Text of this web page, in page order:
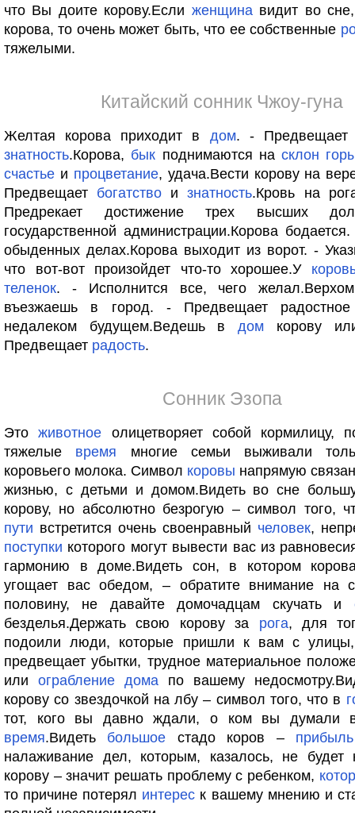
что Вы доите корову.Если женщинавидит во сне,
корова, то очень может быть, что ее собственные
тяжелыми.
Китайский сонник Чжоу-гуна
Желтая корова приходит в дом. -
знатность.Корова, бык поднимаются насклон
счастье и процветание, удача.Вести корову на
Предвещает богатство изнатность.Кровь на
Предрекает достижение трех высших
государственной администрации.Корова
обыденных делах.Корова выходит из ворот. -
что вот-вот произойдет что-то хорошее.У
теленок. - Исполнится все, чего
въезжаешь в город. - Предвещает
недалеком будущем.Ведешь вдом корову
Предвещает радость.
Сонник Эзопа
Этоживотное олицетворяет собой кормилицу,
тяжелые время многие семьи выживали
коровьего молока. Символ коровы напрямую
жизнью, с детьми и домом.Видеть во сне
корову, но абсолютно безрогую – символ того,
пути встретится очень своенравный человек,
поступки которого могут вывести вас из
гармонию в доме.Видеть сон, в котором
угощает вас обедом, – обратите внимание на
половину, не давайте домочадцам скучать и
безделья.Держать свою корову за рога, для
подоили люди, которые пришли к вам с
предвещает убытки, трудное материальное
или ограбление дома по вашему
корову со звездочкой на лбу – символ того, что в
тот, кого вы давно ждали, о ком вы думали
время.Видеть большое стадо коров – прибыль
налаживание дел, которым, казалось, не будет
корову – значит решать проблему с ребенком,
то причине потерял интерес к вашему мнению и